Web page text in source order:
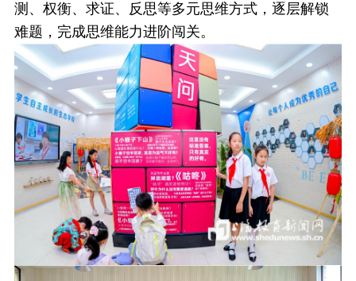
测、权衡、求证、反思等多元思维方式，逐层解锁
难题，完成思维能力进阶闯关。